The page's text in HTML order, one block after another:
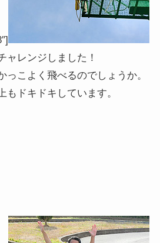
ャレンジしました！
っこよく飛べるのでしょうか。
もドキドキしています。